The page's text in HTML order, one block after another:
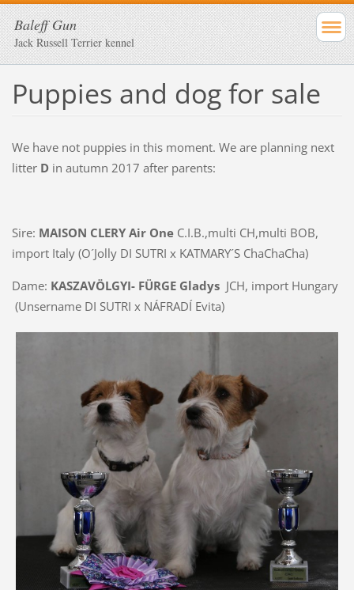
Baleff Gun
Jack Russell Terrier kennel
Puppies and dog for sale
We have not puppies in this moment. We are planning next
litter Din autumn 2017 after parents:
Sire: MAISON CLERY Air One C.I.B.,multi CH,multi BOB,
import Italy (O´Jolly DI SUTRI x KATMARY´S ChaChaCha)
Dame: KASZAVÖLGYI- FÜRGE GladysJCH, import Hungary
(Unsername DI SUTRI x NÁFRADÍ Evita)